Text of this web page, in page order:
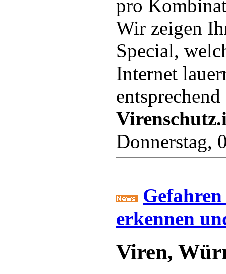
pro
Wir zeigen
Special,
Internet
Donnerstag,
erkennen
Viren,